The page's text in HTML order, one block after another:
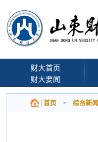
财大首页
财大要闻
首页 > 综合新闻